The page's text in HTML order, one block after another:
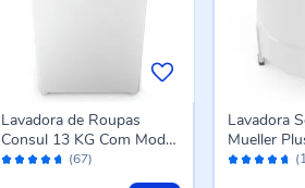
Avaliação: (67)
Lavadora de Roupas
Consul 13 KG Com Modo
Eco CWN13AB
Avaliação:
Lavadora
Mueller